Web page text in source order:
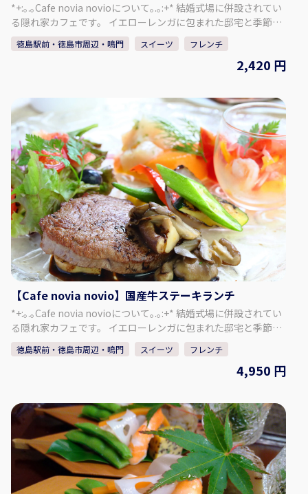
*+:｡.｡Cafe novia novioについて｡.｡:+* 結婚式場に併設されてい
る隠れ家カフェです。 イエローレンガに包まれた邸宅と季節を
感じるガーデンを眺めながら、お料理とお喋りを楽しんで、体
も心もほころぶひとときを。 居心地の良さに時間を忘れて、非
ツ・選べるドリンク 丁寧に仕込んだソースが魅力の贅沢なパス
タランチです。 日替わりミニスイーツもお楽しみに！ ※貸し切
りになっている場合がございますのでHPカレンダーをご確認く
ださい 【所在地】 〒770-8052 徳島県徳島市沖浜2-43 【HP】
https://novia-novio.com/cafe_home/ 【Instagram】
https://www.instagram.com/cafe_novia_novio/
徳島駅前・徳島市周辺・鳴門 スイーツ フレンチ
2,420 円
【Cafe novia novio】国産牛ステーキランチ
*+:｡.｡Cafe novia novioについて｡.｡:+* 結婚式場に併設されてい
る隠れ家カフェです。 イエローレンガに包まれた邸宅と季節を
感じるガーデンを眺めながら、お料理とお喋りを楽しんで、体
も心もほころぶひとときを。 居心地の良さに時間を忘れて、非
なランチメニューです♪ 記念日やライフイベントのお祝いにも
おススメ！ ※貸し切りになっている場合がございますのでHPカ
レンダーをご確認ください 【所在地】 〒770-8052 徳島県徳島
市沖浜2-43 【HP】 https://novia-novio.com/cafe_home/
【Instagram】
https://www.instagram.com/cafe_novia_novio/
徳島駅前・徳島市周辺・鳴門 スイーツ フレンチ
4,950 円